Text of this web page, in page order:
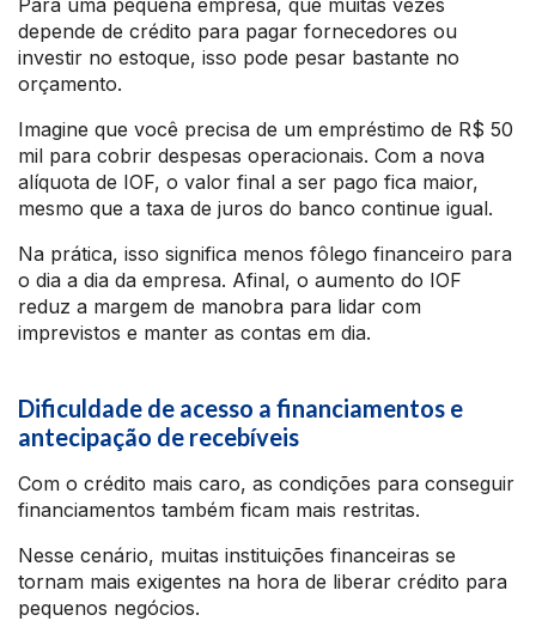
Para uma pequena empresa, que muitas vezes
depende de crédito para pagar fornecedores ou
investir no estoque, isso pode pesar bastante no
orçamento.
Imagine que você precisa de um empréstimo de R$ 50
mil para cobrir despesas operacionais. Com a nova
alíquota de IOF, o valor final a ser pago fica maior,
mesmo que a taxa de juros do banco continue igual.
Na prática, isso significa menos fôlego financeiro para
o dia a dia da empresa. Afinal, o aumento do IOF
reduz a margem de manobra para lidar com
imprevistos e manter as contas em dia.
Dificuldade de acesso a financiamentos e
antecipação de recebíveis
Com o crédito mais caro, as condições para conseguir
financiamentos também ficam mais restritas.
Nesse cenário, muitas instituições financeiras se
tornam mais exigentes na hora de liberar crédito para
pequenos negócios.